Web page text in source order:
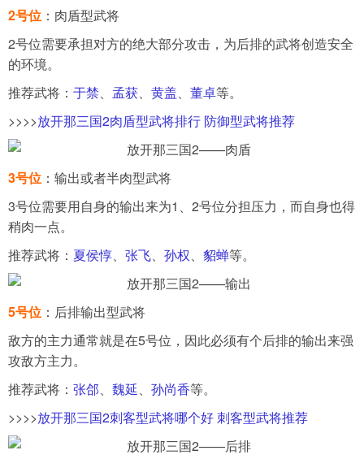
2号位 ：肉盾型武将
2号位需要承担对方的绝大部分攻击，为后排的武将创造安全
的环境。
推荐武将： 于禁、 孟获、 黄盖、 董卓等。
>>>>放开那三国2肉盾型武将排行 防御型武将推荐
3号位 ：输出或者半肉型武将
3号位需要用自身的输出来为1、2号位分担压力，而自身也得
稍肉一点。
推荐武将： 夏侯惇、 张飞、 孙权、 貂蝉等。
5号位 ：后排输出型武将
敌方的主力通常就是在5号位，因此必须有个后排的输出来强
攻敌方主力。
推荐武将： 张郃、 魏延、 孙尚香等。
>>>>放开那三国2刺客型武将哪个好 刺客型武将推荐